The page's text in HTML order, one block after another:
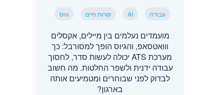
עבודה AI קורות חיים גיוס
מועמדים נעלמים בין מיילים, אקסלים
ווואטסאפ, והגיוס הופך למסורבל: כך
מערכת ATS יכולה לעשות סדר, לחסוך
עבודה ידנית ולשפר החלטות. מה חשוב
לבדוק לפני שבוחרים ומטמיעים אותה
בארגון?